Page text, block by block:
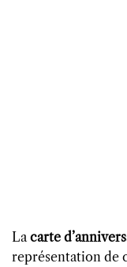
La carte
représentation de